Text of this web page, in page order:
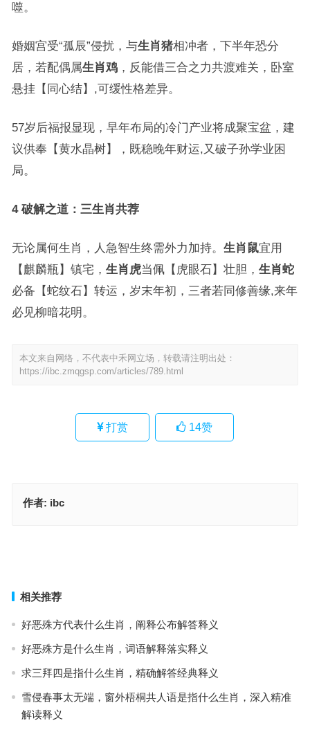
噬。
婚姻宫受“孤辰”侵扰，与生肖猪相冲者，下半年恐分
居，若配偶属生肖鸡，反能借三合之力共渡难关，卧室
悬挂【同心结】,可缓性格差异。
57岁后福报显现，早年布局的冷门产业将成聚宝盆，建
议供奉【黄水晶树】，既稳晚年财运,又破子孙学业困
局。
4 破解之道：三生肖共荐
无论属何生肖，人急智生终需外力加持。 生肖鼠宜用
【麒麟瓶】镇宅， 生肖虎当佩【虎眼石】壮胆， 生肖蛇
必备【蛇纹石】转运，岁末年初，三者若同修善缘,来年
必见柳暗花明。
本文来自网络，不代表中禾网立场，转载请注明出处：
https://ibc.zmqgsp.com/articles/789.html
打赏 14赞
作者: ibc
相关推荐
好恶殊方代表什么生肖，阐释公布解答释义
好恶殊方是什么生肖，词语解释落实释义
求三拜四是指什么生肖，精确解答经典释义
雪侵春事太无端，窗外梧桐共人语是指什么生肖，深入精准
解读释义